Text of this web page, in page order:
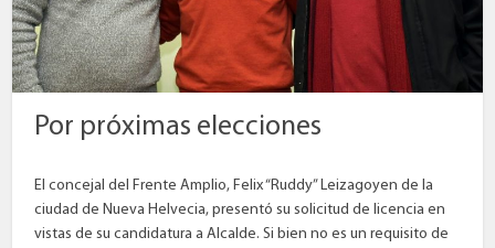
Por próximas elecciones
El concejal del Frente Amplio, Felix “Ruddy” Leizagoyen de la
ciudad de Nueva Helvecia, presentó su solicitud de licencia en
vistas de su candidatura a Alcalde. Si bien no es un requisito de